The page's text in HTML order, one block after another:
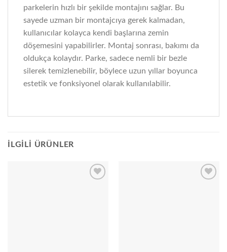
parkelerin hızlı bir şekilde montajını sağlar. Bu
sayede uzman bir montajcıya gerek kalmadan,
kullanıcılar kolayca kendi başlarına zemin
döşemesini yapabilirler. Montaj sonrası, bakımı da
oldukça kolaydır. Parke, sadece nemli bir bezle
silerek temizlenebilir, böylece uzun yıllar boyunca
estetik ve fonksiyonel olarak kullanılabilir.
İLGILI ÜRÜNLER